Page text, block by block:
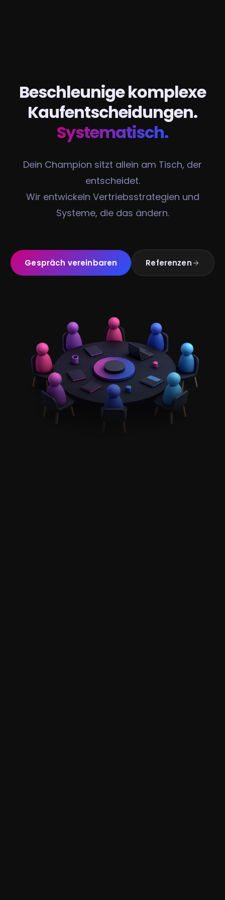
Beschleunige komplexe
Kaufentscheidungen.
Systematisch.
Dein Champion sitzt allein am Tisch, der
entscheidet.
Wir entwickeln Vertriebsstrategien und
Systeme, die das ändern.
Gespräch vereinbaren Referenzen